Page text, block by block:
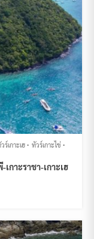
ร์เกาะเฮ
ทัวร์เกาะไข่
กาะราชา-เกาะเฮ